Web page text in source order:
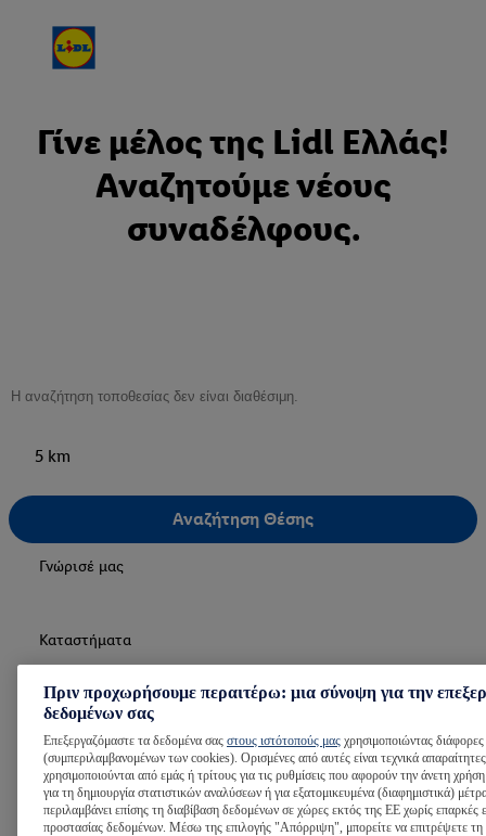
Γίνε μέλος της Lidl Ελλάς!
Αναζητούμε νέους
συναδέλφους.
5 km
Αναζήτηση Θέσης
Γνώρισέ μας
Καταστήματα
Logistics Centers
Κεντρικά & Περιφερειακά γραφεία
Πριν προχωρήσουμε περαιτέρω: μια σύνοψη για την
δεδομένων σας
Επεξεργαζόμαστε τα δεδομένα σας στους ιστότοπούς μας χρησιμοποιώντας διάφορες
(συμπεριλαμβανομένων των cookies). Ορισμένες από αυτές είναι τεχνικά
χρησιμοποιούνται από εμάς ή τρίτους για τις ρυθμίσεις που αφορούν την άνετη
για τη δημιουργία στατιστικών αναλύσεων ή για εξατομικευμένα (διαφημιστικά)
περιλαμβάνει επίσης τη διαβίβαση δεδομένων σε χώρες εκτός της ΕΕ χωρίς επαρκές
προστασίας δεδομένων. Μέσω της επιλογής "Απόρριψη", μπορείτε να επιτρέψετε